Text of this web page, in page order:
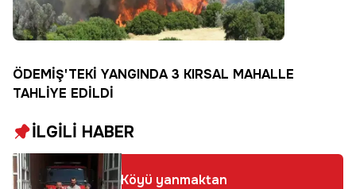
ÖDEMİŞ'TEKİ YANGINDA 3 KIRSAL MAHALLE
TAHLİYE EDİLDİ
İLGİLİ HABER
Köyü yanmaktan